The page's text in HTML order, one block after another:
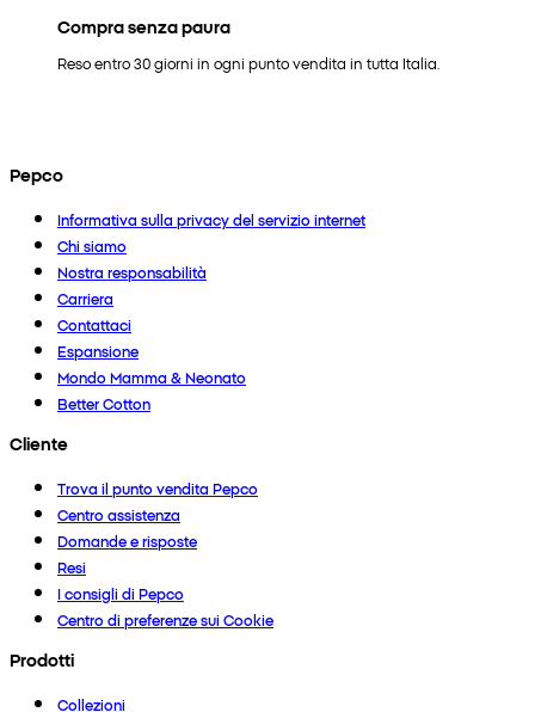
Compra senza paura
Reso entro 30 giorni in ogni punto vendita in tutta Italia.
Pepco
Informativa sulla privacy del servizio internet
Chi siamo
Nostra responsabilità
Carriera
Contattaci
Espansione
Mondo Mamma & Neonato
Better Cotton
Cliente
Trova il punto vendita Pepco
Centro assistenza
Domande e risposte
Resi
I consigli di Pepco
Centro di preferenze sui Cookie
Prodotti
Collezioni